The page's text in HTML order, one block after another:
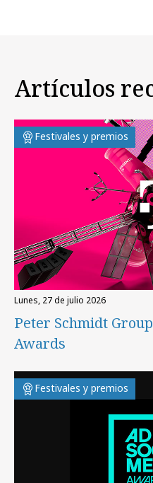
Artículos
Festivales y premios
lunes, 27 de julio 2026
Peter Schmidt
Awards
Festivales y premios